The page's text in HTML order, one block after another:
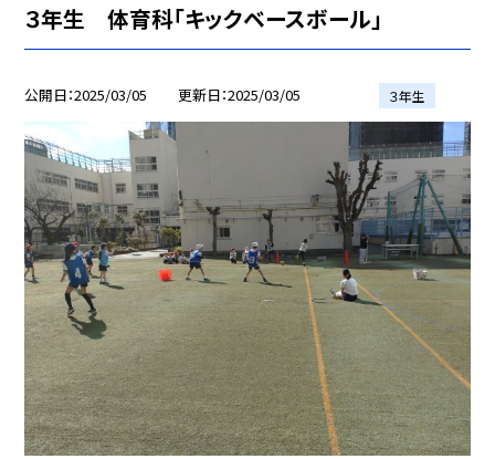
３年生 体育科「キックベースボール」
公開日 2025/03/05 更新日 2025/03/05 ３年生